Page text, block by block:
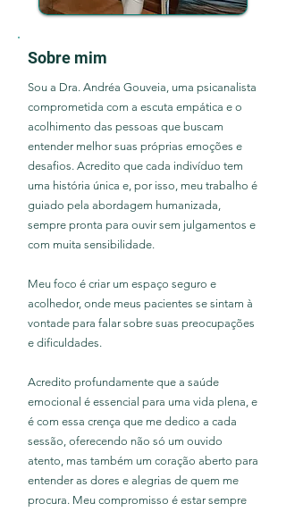
Sobre mim
Sou a Dra. Andréa Gouveia, uma psicanalista
comprometida com a escuta empática e o
acolhimento das pessoas que buscam
entender melhor suas próprias emoções e
desafios. Acredito que cada indivíduo tem
uma história única e, por isso, meu trabalho é
guiado pela abordagem humanizada,
sempre pronta para ouvir sem julgamentos e
com muita sensibilidade.
Meu foco é criar um espaço seguro e
acolhedor, onde meus pacientes se sintam à
vontade para falar sobre suas preocupações
e dificuldades.
Acredito profundamente que a saúde
emocional é essencial para uma vida plena, e
é com essa crença que me dedico a cada
sessão, oferecendo não só um ouvido
atento, mas também um coração aberto para
entender as dores e alegrias de quem me
procura. Meu compromisso é estar sempre